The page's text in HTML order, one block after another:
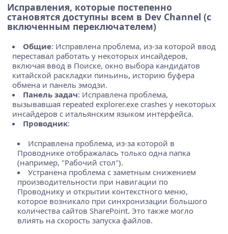
Исправления, которые постепенно
становятся доступны всем в Dev Channel (с
включенным переключателем)
Общие: Исправлена проблема, из-за которой ввод
переставал работать у некоторых инсайдеров,
включая ввод в Поиске, окно выбора кандидатов
китайской раскладки пиньинь, историю буфера
обмена и панель эмодзи.
Панель задач: Исправлена проблема,
вызывавшая repeated explorer.exe crashes у некоторых
инсайдеров с итальянским языком интерфейса.
Проводник:
Исправлена проблема, из-за которой в
Проводнике отображалась только одна папка
(например, "Рабочий стол").
Устранена проблема с заметным снижением
производительности при навигации по
Проводнику и открытии контекстного меню,
которое возникало при синхронизации большого
количества сайтов SharePoint. Это также могло
влиять на скорость запуска файлов.